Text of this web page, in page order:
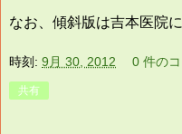
なお、傾斜版は吉本医院
時刻: 9月 30, 2012 0 件の
共有